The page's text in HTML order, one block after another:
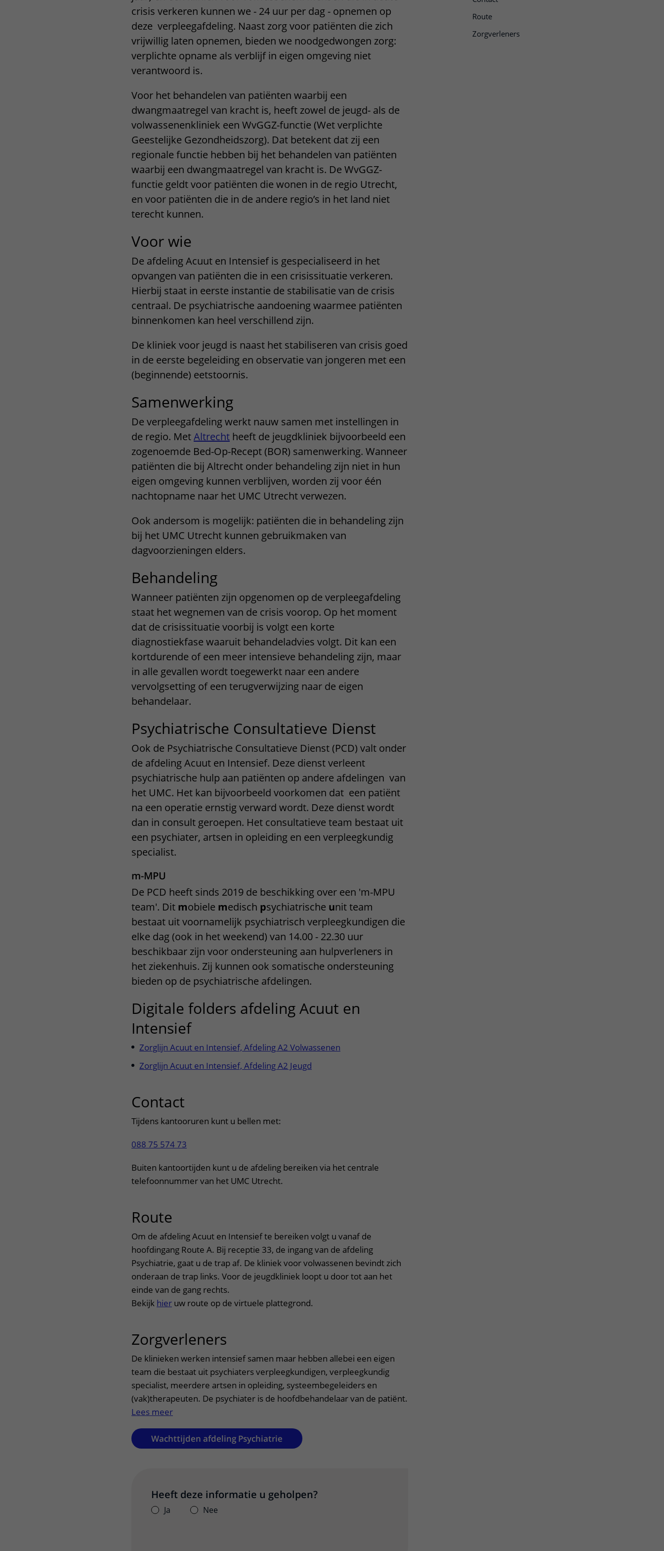
Bezoektijden
Wijzigen patiëntgegevens
Contact met verpleegafdeling
Het Wilhelmina
Kinderziekenhuis
Route
Zorgverleners
crisis verkeren kunnen we - 24 uur per dag - opnemen op
deze verpleegafdeling. Naast zorg voor patiënten die zich
vrijwillig laten opnemen, bieden we noodgedwongen zorg:
verplichte opname als verblijf in eigen omgeving niet
verantwoord is.
Voor het behandelen van patiënten waarbij een
dwangmaatregel van kracht is, heeft zowel de jeugd- als de
volwassenenkliniek een WvGGZ-functie (Wet verplichte
Geestelijke Gezondheidszorg). Dat betekent dat zij een
regionale functie hebben bij het behandelen van patiënten
waarbij een dwangmaatregel van kracht is. De WvGGZ-
functie geldt voor patiënten die wonen in de regio Utrecht,
en voor patiënten die in de andere regio’s in het land niet
terecht kunnen.
Voor wie
De afdeling Acuut en Intensief is gespecialiseerd in het
opvangen van patiënten die in een crisissituatie verkeren.
Hierbij staat in eerste instantie de stabilisatie van de crisis
centraal. De psychiatrische aandoening waarmee patiënten
binnenkomen kan heel verschillend zijn.
De kliniek voor jeugd is naast het stabiliseren van crisis goed
in de eerste begeleiding en observatie van jongeren met een
(beginnende) eetstoornis.
Samenwerking
De verpleegafdeling werkt nauw samen met instellingen in
de regio. MetAltrecht heeft de jeugdkliniek bijvoorbeeld een
zogenoemde Bed-Op-Recept (BOR) samenwerking. Wanneer
patiënten die bij Altrecht onder behandeling zijn niet in hun
eigen omgeving kunnen verblijven, worden zij voor één
nachtopname naar het UMC Utrecht verwezen.
Ook andersom is mogelijk: patiënten die in behandeling zijn
bij het UMC Utrecht kunnen gebruikmaken van
dagvoorzieningen elders.
Behandeling
Wanneer patiënten zijn opgenomen op de verpleegafdeling
staat het wegnemen van de crisis voorop. Op het moment
dat de crisissituatie voorbij is volgt een korte
diagnostiekfase waaruit behandeladvies volgt. Dit kan een
kortdurende of een meer intensieve behandeling zijn, maar
in alle gevallen wordt toegewerkt naar een andere
vervolgsetting of een terugverwijzing naar de eigen
behandelaar.
Psychiatrische Consultatieve Dienst
Ook de Psychiatrische Consultatieve Dienst (PCD) valt onder
de afdeling Acuut en Intensief. Deze dienst verleent
psychiatrische hulp aan patiënten op andere afdelingen van
het UMC. Het kan bijvoorbeeld voorkomen dat een patiënt
na een operatie ernstig verward wordt. Deze dienst wordt
dan in consult geroepen. Het consultatieve team bestaat uit
een psychiater, artsen in opleiding en een verpleegkundig
specialist.
m-MPU
De PCD heeft sinds 2019 de beschikking over een 'm-MPU
team'. Dit mobiele medisch psychiatrische unit team
bestaat uit voornamelijk psychiatrisch verpleegkundigen die
elke dag (ook in het weekend) van 14.00 - 22.30 uur
beschikbaar zijn voor ondersteuning aan hulpverleners in
het ziekenhuis. Zij kunnen ook somatische ondersteuning
bieden op de psychiatrische afdelingen.
Digitale folders afdeling Acuut en
Intensief
Zorglijn Acuut en Intensief, Afdeling A2 Volwassenen
Zorglijn Acuut en Intensief, Afdeling A2 Jeugd
Contact
Tijdens kantooruren kunt u bellen met:
088 75 574 73
Buiten kantoortijden kunt u de afdeling bereiken via het centrale
telefoonnummer van het UMC Utrecht.
Route
Om de afdeling Acuut en Intensief te bereiken volgt u vanaf de
hoofdingang Route A. Bij receptie 33, de ingang van de afdeling
Psychiatrie, gaat u de trap af. De kliniek voor volwassenen bevindt zich
onderaan de trap links. Voor de jeugdkliniek loopt u door tot aan het
einde van de gang rechts.
Bekijk hier uw route op de virtuele plattegrond.
Zorgverleners
De klinieken werken intensief samen maar hebben allebei een eigen
team die bestaat uit psychiaters verpleegkundigen, verpleegkundig
specialist, meerdere artsen in opleiding, systeembegeleiders en
(vak)therapeuten. De psychiater is de hoofdbehandelaar van de patiënt.
Lees meer
Wachttijden afdeling Psychiatrie
Heeft deze informatie u geholpen?
Ja Nee